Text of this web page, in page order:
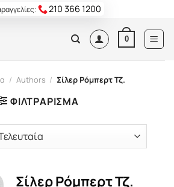
210 366 1200
0
/ Authors / Σίλερ Ρόμπερτ Τζ.
ΦΙΛΤΡΆΡΙΣΜΑ
Σίλερ Ρόμπερτ Τζ.